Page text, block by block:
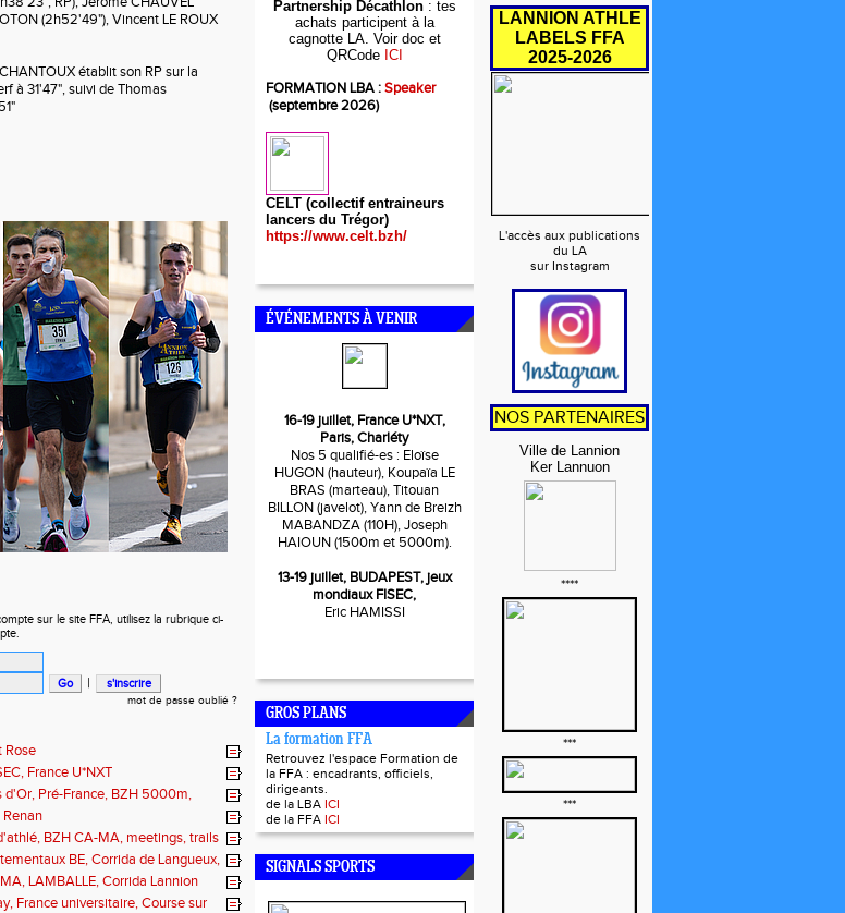
(2h52'49"), Vincent LE ROUX
établit son RP sur la
à 31'47", suivi de Thomas
sur le site FFA, utilisez la rubrique ci-
|
mot de passe oublié ?
Rose
France U*NXT
d'Or, Pré-France, BZH 5000m,
Renan
BZH CA-MA, meetings, trails
BE, Corrida de Langueux,
LAMBALLE, Corrida Lannion
France universitaire, Course sur
Partnership Décathlon : tes
achats participent à la
cagnotte LA. Voir doc et
QRCode ICI
FORMATION LBA :Speaker
(septembre 2026)
CELT (collectif entraineurs
lancers du Trégor)
https://www.celt.bzh/
ÉVÉNEMENTS À VENIR
16-19 juillet, France U*NXT,
Paris, Charléty
Nos 5 qualifié-es : Eloïse
HUGON (hauteur), Koupaïa LE
BRAS (marteau), Titouan
BILLON (javelot), Yann de Breizh
MABANDZA (110H), Joseph
HAIOUN (1500m et 5000m).
13-19 juillet, BUDAPEST, jeux
mondiaux FISEC,
Eric HAMISSI
GROS PLANS
La formation FFA
Retrouvez l'espace Formation de
la FFA : encadrants, officiels,
dirigeants.
de la LBA ICI
de la FFA ICI
SIGNALS SPORTS
LANNION ATHLE
LABELS FFA
2025-2026
L'accès aux publications
du LA
sur Instagram
NOS PARTENAIRES
Ville de Lannion
Ker Lannuon
****
***
***